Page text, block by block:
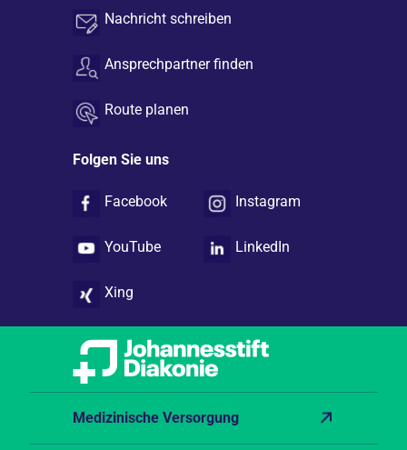
Nachricht schreiben
Ansprechpartner finden
Route planen
Folgen Sie uns
Facebook Instagram
YouTube LinkedIn
Xing
Medizinische Versorgung